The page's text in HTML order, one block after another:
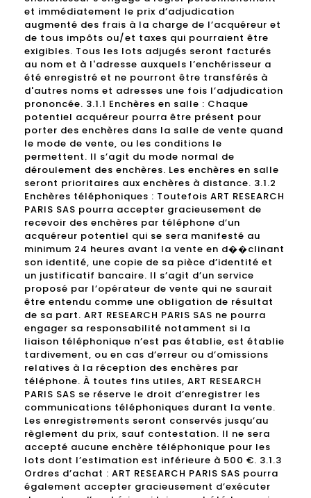
et immédiatement le prix d’adjudication
augmenté des frais à la charge de l’acquéreur et
de tous impôts ou/et taxes qui pourraient être
exigibles. Tous les lots adjugés seront facturés
au nom et à l'adresse auxquels l’enchérisseur a
été enregistré et ne pourront être transférés à
d'autres noms et adresses une fois l’adjudication
prononcée. 3.1.1 Enchères en salle : Chaque
potentiel acquéreur pourra être présent pour
porter des enchères dans la salle de vente quand
le mode de vente, ou les conditions le
permettent. Il s’agit du mode normal de
déroulement des enchères. Les enchères en salle
seront prioritaires aux enchères à distance. 3.1.2
Enchères téléphoniques : Toutefois ART RESEARCH
PARIS SAS pourra accepter gracieusement de
recevoir des enchères par téléphone d’un
acquéreur potentiel qui se sera manifesté au
minimum 24 heures avant la vente en d��clinant
son identité, une copie de sa pièce d’identité et
un justificatif bancaire. Il s’agit d’un service
proposé par l’opérateur de vente qui ne saurait
être entendu comme une obligation de résultat
de sa part. ART RESEARCH PARIS SAS ne pourra
engager sa responsabilité notamment si la
liaison téléphonique n’est pas établie, est établie
tardivement, ou en cas d’erreur ou d’omissions
relatives à la réception des enchères par
téléphone. À toutes fins utiles, ART RESEARCH
PARIS SAS se réserve le droit d’enregistrer les
communications téléphoniques durant la vente.
Les enregistrements seront conservés jusqu’au
règlement du prix, sauf contestation. Il ne sera
accepté aucune enchère téléphonique pour les
lots dont l’estimation est inférieure à 500 €. 3.1.3
Ordres d’achat : ART RESEARCH PARIS SAS pourra
également accepter gracieusement d’exécuter